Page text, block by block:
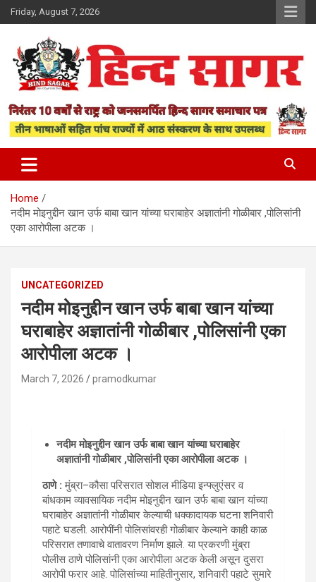
Skip
to
Friday, August 7, 2026
Hind Sagar
Home
नदीम मोइनुद्दीन खान उर्फ बाबा खान यांच्या घराबाहेर अज्ञातांनी गोळीबार ,पोलिसांनी
एका आरोपीला अटक ।
UNCATEGORIZED
नदीम मोइनुद्दीन खान उर्फ बाबा खान यांच्या
घराबाहेर अज्ञातांनी गोळीबार ,पोलिसांनी एका
आरोपीला अटक ।
March 7, 2026 pramodkumar
नदीम मोइनुद्दीन खान उर्फ बाबा खान यांच्या घराबाहेर
अज्ञातांनी गोळीबार ,पोलिसांनी एका आरोपीला अटक ।
ठाणे :मुंब्रा–कौसा परिसरात सोशल मीडिया इन्फ्लुएंसर व
बांधकाम व्यावसायिक नदीम मोइनुद्दीन खान उर्फ बाबा खान यांच्या
घराबाहेर अज्ञातांनी गोळीबार केल्याची धक्कादायक घटना शनिवारी
पहाटे घडली. आरोपींनी पोलिसांवरही गोळीबार केल्याने काही काळ
परिसरात तणावाचे वातावरण निर्माण झाले. या प्रकरणी मुंब्रा
पोलीस ठाणे पोलिसांनी एका आरोपीला अटक केली असून दुसरा
आरोपी फरार आहे. पोलिसांच्या माहितीनुसार, शनिवारी पहाटे सुमारे